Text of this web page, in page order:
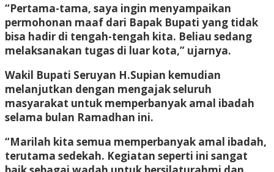
“Pertama-tama, saya ingin menyampaikan
permohonan maaf dari Bapak Bupati yang tidak
bisa hadir di tengah-tengah kita. Beliau sedang
melaksanakan tugas di luar kota,” ujarnya.
Wakil Bupati Seruyan H.Supian kemudian
melanjutkan dengan mengajak seluruh
masyarakat untuk memperbanyak amal ibadah
selama bulan Ramadhan ini.
“Marilah kita semua memperbanyak amal ibadah,
terutama sedekah. Kegiatan seperti ini sangat